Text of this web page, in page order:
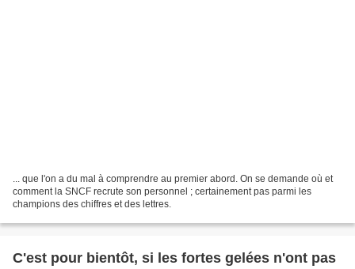
... que l'on a du mal à comprendre au premier abord. On se demande où et
comment la SNCF recrute son personnel ; certainement pas parmi les
champions des chiffres et des lettres.
C'est pour bientôt, si les fortes gelées n'ont pas